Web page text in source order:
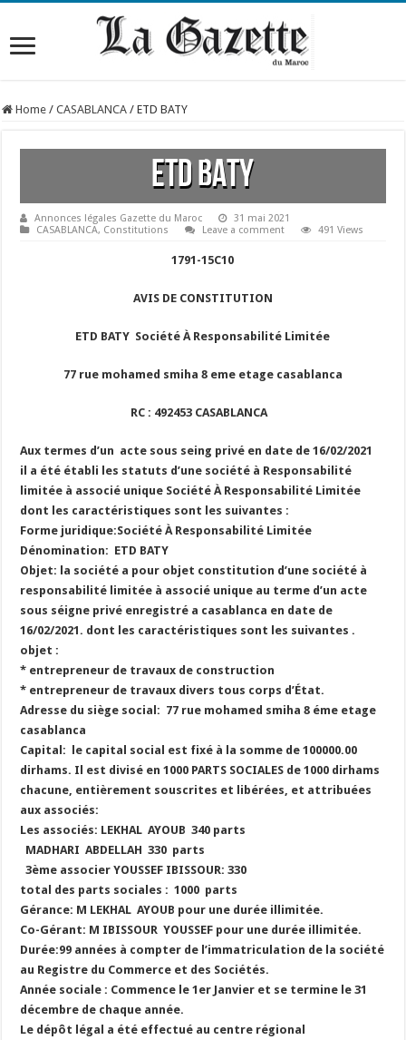
Home / CASABLANCA / ETD BATY
ETD BATY
Annonces légales Gazette du Maroc
31 mai 2021
CASABLANCA, Constitutions Leave a comment 491 Views
1791-15C10
AVIS DE CONSTITUTION
ETD BATY Société À Responsabilité Limitée
77 rue mohamed smiha 8 eme etage casablanca
RC : 492453 CASABLANCA
Aux termes d’un acte sous seing privé en date de 16/02/2021
il a été établi les statuts d’une société à Responsabilité
limitée à associé unique Société À Responsabilité Limitée
dont les caractéristiques sont les suivantes :
Forme juridique:Société À Responsabilité Limitée
Dénomination: ETD BATY
Objet: la société a pour objet constitution d’une société à
responsabilité limitée à associé unique au terme d’un acte
sous séigne privé enregistré a casablanca en date de
16/02/2021. dont les caractéristiques sont les suivantes .
objet :
* entrepreneur de travaux de construction
* entrepreneur de travaux divers tous corps d’État.
Adresse du siège social: 77 rue mohamed smiha 8 éme etage
casablanca
Capital: le capital social est fixé à la somme de 100000.00
dirhams. Il est divisé en 1000 PARTS SOCIALES de 1000 dirhams
chacune, entièrement souscrites et libérées, et attribuées
aux associés:
Les associés: LEKHAL AYOUB 340 parts
MADHARI ABDELLAH 330 parts
3ème associer YOUSSEF IBISSOUR: 330
total des parts sociales : 1000 parts
Gérance: M LEKHAL AYOUB pour une durée illimitée.
Co-Gérant: M IBISSOUR YOUSSEF pour une durée illimitée.
Durée:99 années à compter de l’immatriculation de la société
au Registre du Commerce et des Sociétés.
Année sociale : Commence le 1er Janvier et se termine le 31
décembre de chaque année.
Le dépôt légal a été effectué au centre régional